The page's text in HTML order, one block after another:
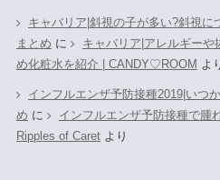
キャバリア|斜視の子が多い?斜視に
まとめ に
キャバリア|アレルギーや
め化粧水を紹介 | CANDY♡ROOM よ
インフルエンザ予防接種2019|いつ
め に
インフルエンザ予防接種で腫
Ripples of Caretより